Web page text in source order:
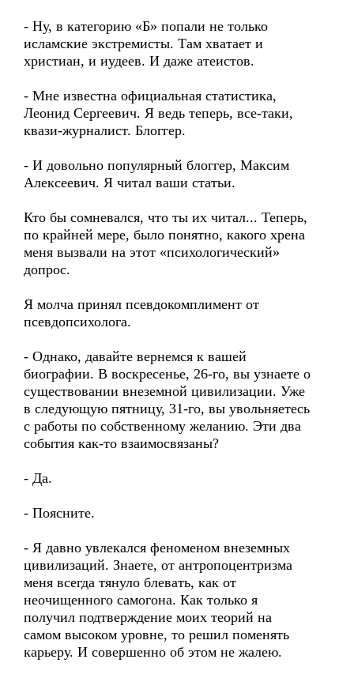
- Ну, в категорию «Б» попали не только
исламские экстремисты. Там хватает и
христиан, и иудеев. И даже атеистов.
- Мне известна официальная статистика,
Леонид Сергеевич. Я ведь теперь, все-таки,
квази-журналист. Блоггер.
- И довольно популярный блоггер, Максим
Алексеевич. Я читал ваши статьи.
Кто бы сомневался, что ты их читал... Теперь,
по крайней мере, было понятно, какого хрена
меня вызвали на этот «психологический»
допрос.
Я молча принял псевдокомплимент от
псевдопсихолога.
- Однако, давайте вернемся к вашей
биографии. В воскресенье, 26-го, вы узнаете о
существовании внеземной цивилизации. Уже
в следующую пятницу, 31-го, вы увольняетесь
с работы по собственному желанию. Эти два
события как-то взаимосвязаны?
- Да.
- Поясните.
- Я давно увлекался феноменом внеземных
цивилизаций. Знаете, от антропоцентризма
меня всегда тянуло блевать, как от
неочищенного самогона. Как только я
получил подтверждение моих теорий на
самом высоком уровне, то решил поменять
карьеру. И совершенно об этом не жалею.